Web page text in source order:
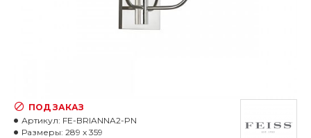
ПОД ЗАКАЗ
Артикул: FE-BRIANNA2-PN
Размеры: 289 x 359